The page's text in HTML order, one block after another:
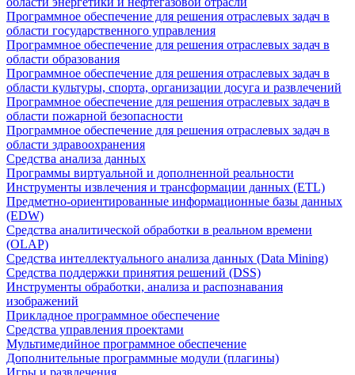
Программное обеспечение для решения отраслевых задач в
области государственного управления
Программное обеспечение для решения отраслевых задач в
области образования
Программное обеспечение для решения отраслевых задач в
области культуры, спорта, организации досуга и развлечений
Программное обеспечение для решения отраслевых задач в
области пожарной безопасности
Программное обеспечение для решения отраслевых задач в
области здравоохранения
Средства анализа данных
Программы виртуальной и дополненной реальности
Инструменты извлечения и трансформации данных (ETL)
Предметно-ориентированные информационные базы данных
(EDW)
Средства аналитической обработки в реальном времени
(OLAP)
Средства интеллектуального анализа данных (Data Mining)
Средства поддержки принятия решений (DSS)
Инструменты обработки, анализа и распознавания
изображений
Прикладное программное обеспечение
Средства управления проектами
Мультимедийное программное обеспечение
Дополнительные программные модули (плагины)
Игры и развлечения